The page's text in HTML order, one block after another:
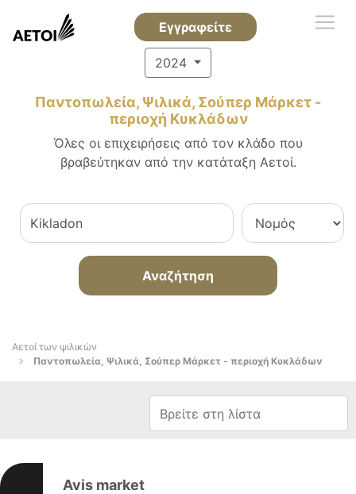
Εγγραφείτε
2024
Παντοπωλεία, Ψιλικά, Σούπερ Μάρκετ -
περιοχή Κυκλάδων
Όλες οι επιχειρήσεις από τον κλάδο που
βραβεύτηκαν από την κατάταξη Αετοί.
Αναζήτηση
Αετοί των ψιλικών
Παντοπωλεία, Ψιλικά, Σούπερ Μάρκετ - περιοχή Κυκλάδων
Avis market